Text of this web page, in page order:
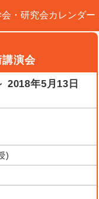
会・研究会カレンダー
演会
2018年5月13日
)